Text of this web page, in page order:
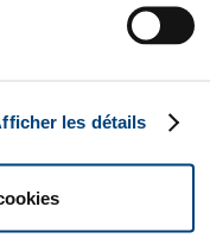
les détails